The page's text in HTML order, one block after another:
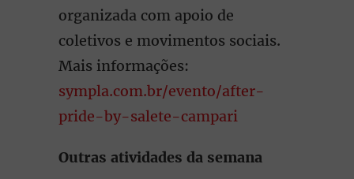
organizada com apoio de
coletivos e movimentos sociais.
Mais informações:
sympla.com.br/evento/after-
pride-by-salete-campari
Outras atividades da semana